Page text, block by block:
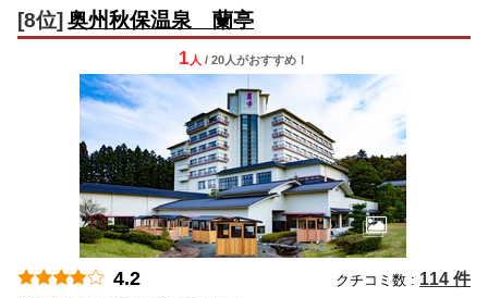
[8位] 奥州秋保温泉 蘭亭
1 人 / 20人がおすすめ！
4.2 クチコミ数 : 114 件